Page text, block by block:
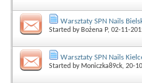
Warsztaty SPN Nails
Started by Bożena P, 02-11-
Warsztaty SPN Nails
Started by Moniczka89ck, 20-